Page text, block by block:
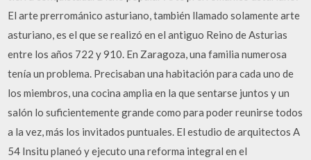
El arte prerrománico asturiano, también llamado solamente arte
asturiano, es el que se realizó en el antiguo Reino de Asturias
entre los años 722 y 910. En Zaragoza, una familia numerosa
tenía un problema. Precisaban una habitación para cada uno de
los miembros, una cocina amplia en la que sentarse juntos y un
salón lo suficientemente grande como para poder reunirse todos
a la vez, más los invitados puntuales. El estudio de arquitectos A
54 Insitu planeó y ejecuto una reforma integral en el